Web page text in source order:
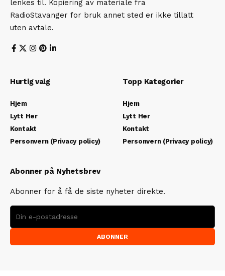
lenkes til. Kopiering av materiale fra
RadioStavanger for bruk annet sted er ikke tillatt
uten avtale.
Hurtig valg
Hjem
Lytt Her
Kontakt
Personvern (Privacy policy)
Topp Kategorier
Hjem
Lytt Her
Kontakt
Personvern (Privacy policy)
Abonner på Nyhetsbrev
Abonner for å få de siste nyheter direkte.
ABONNER